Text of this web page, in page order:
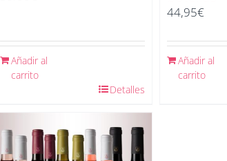
Añadir al
carrito
Detalles
44,95€
Añadir al
carrito